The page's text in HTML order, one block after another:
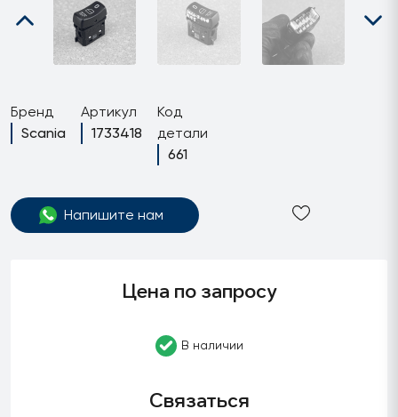
Бренд
Scania
Артикул
1733418
Код
детали
661
Напишите нам
Цена по запросу
В наличии
Связаться